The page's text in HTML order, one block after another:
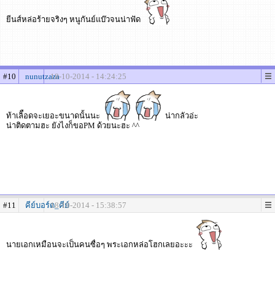
ยีนส์หล่อร้ายจริงๆ หนูกันย์แบ๊วจนน่าฟัด
#10 nunutzaza18-10-2014 - 14:24:25
ท้าเลิือดจะเยอะขนาดนั้นนะ
น่ากลัวอ่ะ
น่าติดตามฮะ ยังไงก็ขอPM ด้วยนะฮะ ^^
#11 คีย์บอร์ด_คีย์18-10-2014 - 15:38:57
นายเอกเหมือนจะเป็นคนซื่อๆ พระเอกหล่อโฮกเลยอะะะ